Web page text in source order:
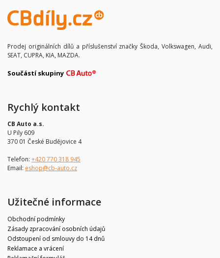
Prodej originálních dílů a příslušenství značky Škoda, Volkswagen, Audi,
SEAT, CUPRA, KIA, MAZDA.
Součástí skupiny
Rychlý kontakt
CB Auto a.s.
U Pily 609
370 01 České Budějovice 4
Telefon: +420 770 318 945
Email: eshop@cb-auto.cz
Užitečné informace
Obchodní podmínky
Zásady zpracování osobních údajů
Odstoupení od smlouvy do 14 dnů
Reklamace a vrácení